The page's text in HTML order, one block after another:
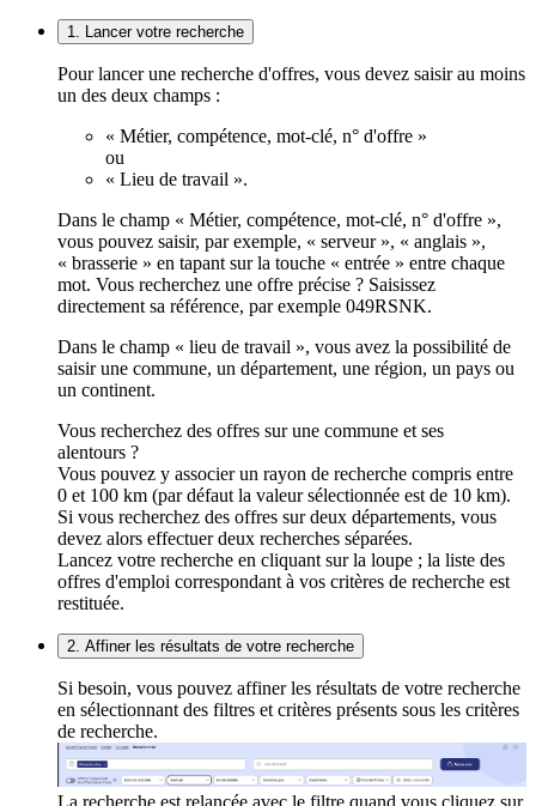
1. Lancer votre recherche
Pour lancer une recherche d'offres, vous devez saisir au moins
un des deux champs :
« Métier, compétence, mot-clé, n° d'offre »
ou
« Lieu de travail ».
Dans le champ « Métier, compétence, mot-clé, n° d'offre »,
vous pouvez saisir, par exemple, « serveur », « anglais »,
« brasserie » en tapant sur la touche « entrée » entre chaque
mot. Vous recherchez une offre précise ? Saisissez
directement sa référence, par exemple 049RSNK.
Dans le champ « lieu de travail », vous avez la possibilité de
saisir une commune, un département, une région, un pays ou
un continent.
Vous recherchez des offres sur une commune et ses
alentours ?
Vous pouvez y associer un rayon de recherche compris entre
0 et 100 km (par défaut la valeur sélectionnée est de 10 km).
Si vous recherchez des offres sur deux départements, vous
devez alors effectuer deux recherches séparées.
Lancez votre recherche en cliquant sur la loupe ; la liste des
offres d'emploi correspondant à vos critères de recherche est
restituée.
2. Affiner les résultats de votre recherche
Si besoin, vous pouvez affiner les résultats de votre recherche
en sélectionnant des filtres et critères présents sous les critères
de recherche.
La recherche est relancée avec le filtre quand vous cliquez sur